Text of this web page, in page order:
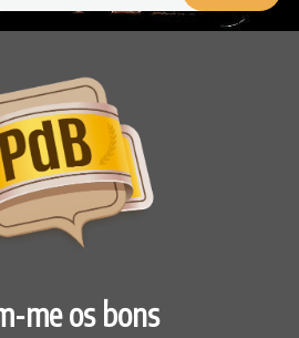
me os bons